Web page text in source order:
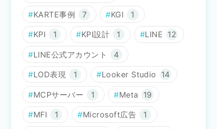
KARTE事例 7 KGI 1
KPI 1 KPI設計 1 LINE 12
LINE公式アカウント 4
LOD表現 1 Looker Studio 14
MCPサーバー 1 Meta 19
MFI 1 Microsoft広告 1